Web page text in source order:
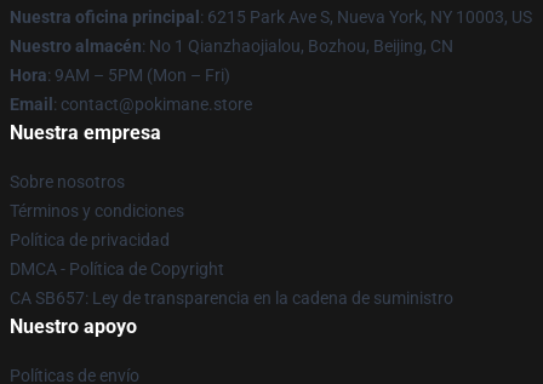
Nuestra oficina principal : 6215 Park Ave S, Nueva York, NY 10003, US
Nuestro almacén: No 1 Qianzhaojialou, Bozhou, Beijing, CN
Hora: 9AM – 5PM (Mon – Fri)
Email : contact@pokimane.store
Nuestra empresa
Sobre nosotros
Términos y condiciones
Política de privacidad
DMCA - Política de Copyright
CA SB657: Ley de transparencia en la cadena de suministro
Nuestro apoyo
Políticas de envío